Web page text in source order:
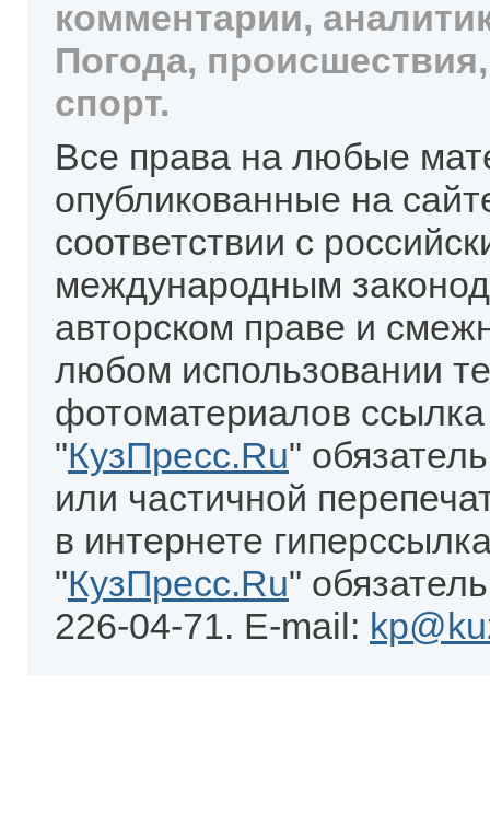
комментарии,
Погода,
спорт.
Все права на любые
опубликованные на
соответствии с
международным
авторском праве и
любом использовании
фотоматериалов
"КузПресс.Ru"
или частичной
в интернете
"КузПресс.Ru"
226-04-71. E-mail: